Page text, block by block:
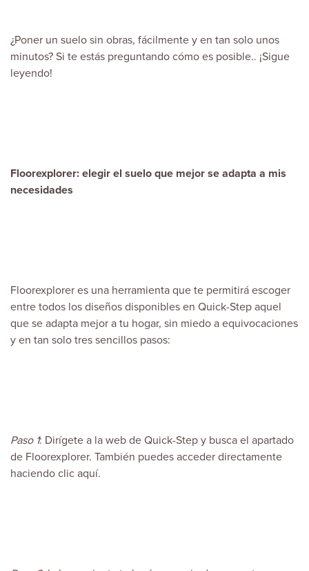
¿Poner un suelo sin obras, fácilmente y en tan solo unos
minutos? Si te estás preguntando cómo es posible.. ¡Sigue
leyendo!
Floorexplorer: elegir el suelo que mejor se adapta a mis
necesidades
Floorexplorer es una herramienta que te permitirá escoger
entre todos los diseños disponibles en Quick-Step aquel
que se adapta mejor a tu hogar, sin miedo a equivocaciones
y en tan solo tres sencillos pasos:
Paso 1: Dirígete a la web de Quick-Step y busca el apartado
de Floorexplorer. También puedes acceder directamente
haciendo clic aquí.